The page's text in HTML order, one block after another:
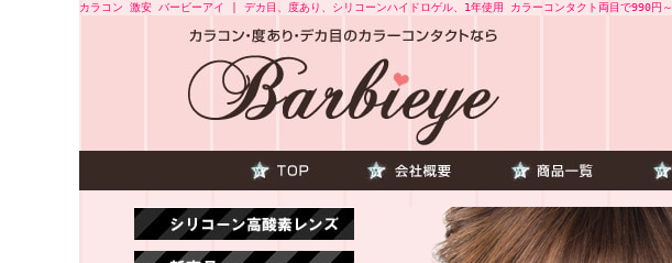
カラコン 激安 バービーアイ | デカ目、度あり、シリコーンハイドロゲル、1年使用 カラーコンタクト両目で990円～